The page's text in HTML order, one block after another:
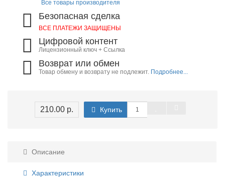
Все товары производителя
Безопасная сделка
ВСЕ ПЛАТЕЖИ ЗАЩИЩЕНЫ
Цифровой контент
Лицензионный ключ + Ссылка
Возврат или обмен
Товар обмену и возврату не подлежит. Подробнее...
210.00 р. Купить
Описание
Характеристики